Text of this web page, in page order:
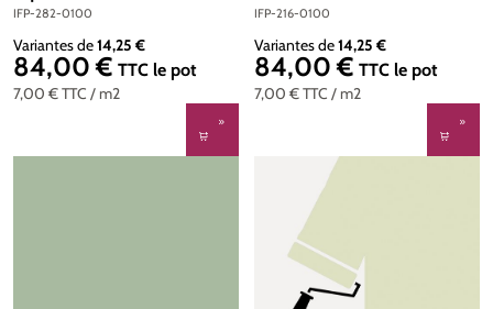
Intelligent Floor Paint 1 litre
IFP-282-0100
7,00 €TTC / m2
Variantes de14,25 €
Prix régulier :
84,00 € TTC le pot
Intelligent Floor Paint 1 litre
IFP-216-0100
7,00 €TTC / m2
Variantes de14,25 €
Prix régulier :
84,00 € TTC le pot